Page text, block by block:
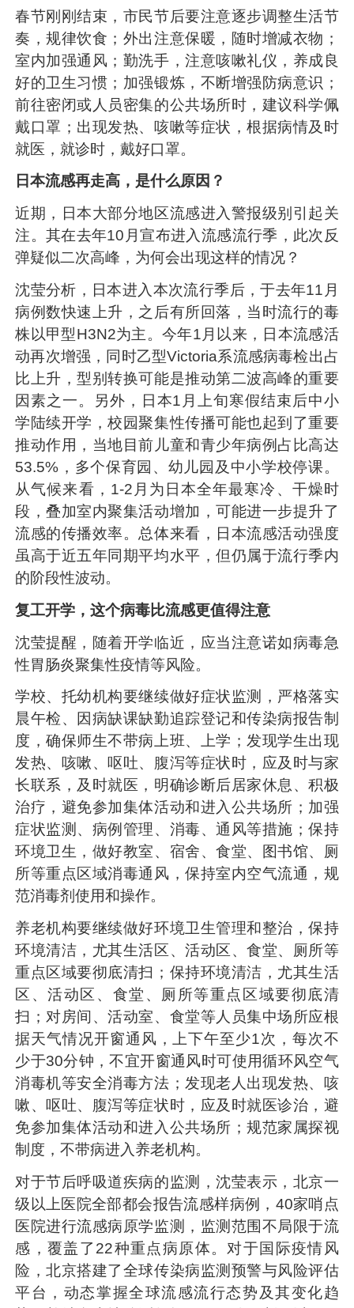
春节刚刚结束，市民节后要注意逐步调整生活节
奏，规律饮食；外出注意保暖，随时增减衣物；
室内加强通风；勤洗手，注意咳嗽礼仪，养成良
好的卫生习惯；加强锻炼，不断增强防病意识；
前往密闭或人员密集的公共场所时，建议科学佩
戴口罩；出现发热、咳嗽等症状，根据病情及时
就医，就诊时，戴好口罩。
日本流感再走高，是什么原因？
近期，日本大部分地区流感进入警报级别引起关
注。其在去年10月宣布进入流感流行季，此次反
弹疑似二次高峰，为何会出现这样的情况？
沈莹分析，日本进入本次流行季后，于去年11月
病例数快速上升，之后有所回落，当时流行的毒
株以甲型H3N2为主。今年1月以来，日本流感活
动再次增强，同时乙型Victoria系流感病毒检出占
比上升，型别转换可能是推动第二波高峰的重要
因素之一。另外，日本1月上旬寒假结束后中小
学陆续开学，校园聚集性传播可能也起到了重要
推动作用，当地目前儿童和青少年病例占比高达
53.5%，多个保育园、幼儿园及中小学校停课。
从气候来看，1-2月为日本全年最寒冷、干燥时
段，叠加室内聚集活动增加，可能进一步提升了
流感的传播效率。总体来看，日本流感活动强度
虽高于近五年同期平均水平，但仍属于流行季内
的阶段性波动。
复工开学，这个病毒比流感更值得注意
沈莹提醒，随着开学临近，应当注意诺如病毒急
性胃肠炎聚集性疫情等风险。
学校、托幼机构要继续做好症状监测，严格落实
晨午检、因病缺课缺勤追踪登记和传染病报告制
度，确保师生不带病上班、上学；发现学生出现
发热、咳嗽、呕吐、腹泻等症状时，应及时与家
长联系，及时就医，明确诊断后居家休息、积极
治疗，避免参加集体活动和进入公共场所；加强
症状监测、病例管理、消毒、通风等措施；保持
环境卫生，做好教室、宿舍、食堂、图书馆、厕
所等重点区域消毒通风，保持室内空气流通，规
范消毒剂使用和操作。
养老机构要继续做好环境卫生管理和整治，保持
环境清洁，尤其生活区、活动区、食堂、厕所等
重点区域要彻底清扫；保持环境清洁，尤其生活
区、活动区、食堂、厕所等重点区域要彻底清
扫；对房间、活动室、食堂等人员集中场所应根
据天气情况开窗通风，上下午至少1次，每次不
少于30分钟，不宜开窗通风时可使用循环风空气
消毒机等安全消毒方法；发现老人出现发热、咳
嗽、呕吐、腹泻等症状时，应及时就医诊治，避
免参加集体活动和进入公共场所；规范家属探视
制度，不带病进入养老机构。
对于节后呼吸道疾病的监测，沈莹表示，北京一
级以上医院全部都会报告流感样病例，40家哨点
医院进行流感病原学监测，监测范围不局限于流
感，覆盖了22种重点病原体。对于国际疫情风
险，北京搭建了全球传染病监测预警与风险评估
平台，动态掌握全球流感流行态势及其变化趋